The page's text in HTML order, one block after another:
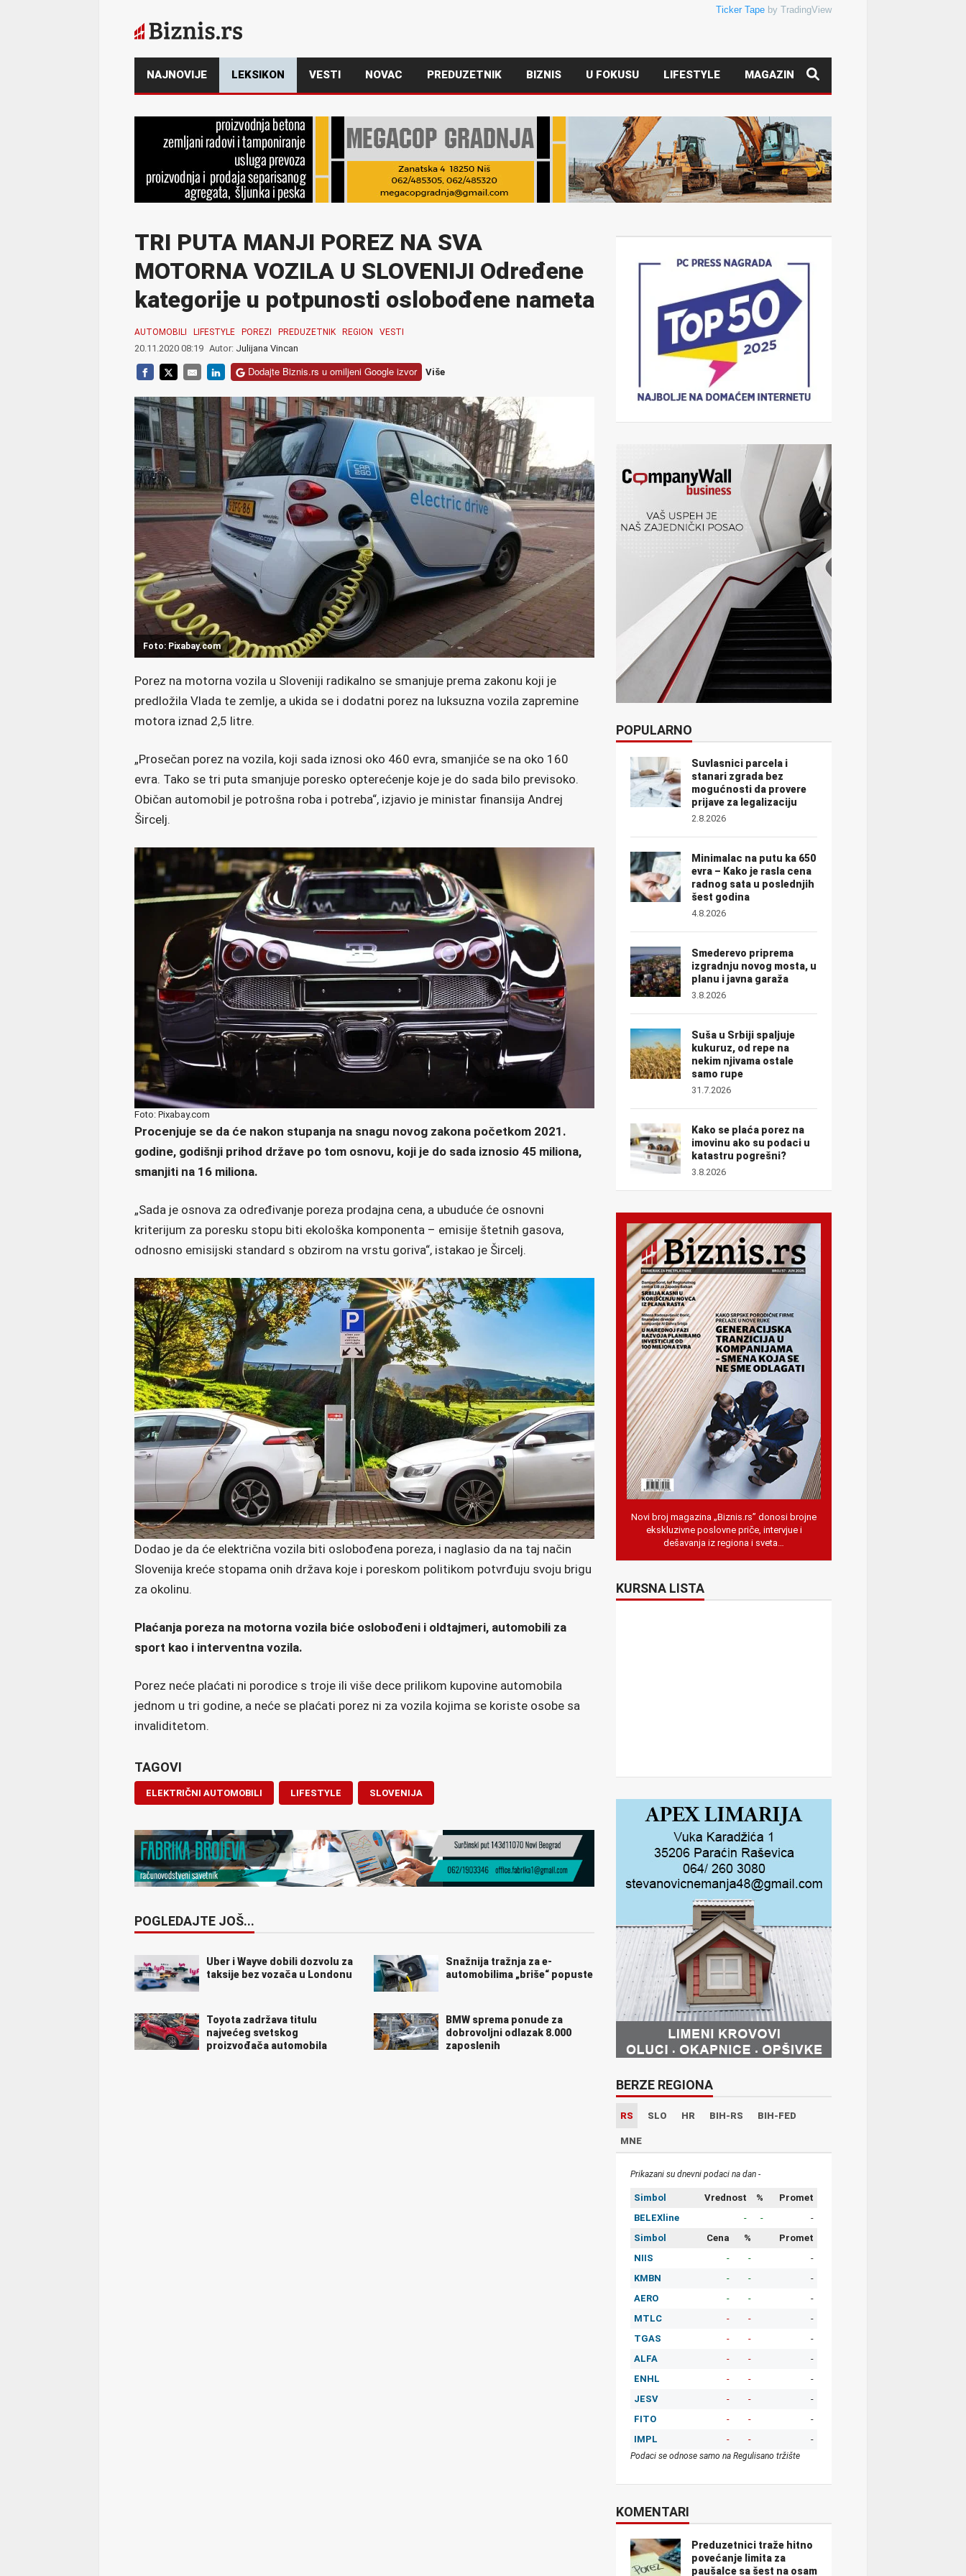
Ticker Tape by TradingView
NAJNOVIJE LEKSIKON VESTI NOVAC PREDUZETNIK BIZNIS U FOKUSU LIFESTYLE MAGAZIN
TRI PUTA MANJI POREZ NA SVA
MOTORNA VOZILA U SLOVENIJI Određene
kategorije u potpunosti oslobođene nameta
AUTOMOBILI LIFESTYLE POREZI PREDUZETNIK REGION VESTI
20.11.2020 08:19 Autor: Julijana Vincan
Dodajte Biznis.rs u omiljeni Google izvor Više
Foto: Pixabay.com
Porez na motorna vozila u Sloveniji radikalno se smanjuje prema zakonu koji je
predložila Vlada te zemlje, a ukida se i dodatni porez na luksuzna vozila zapremine
motora iznad 2,5 litre.
„Prosečan porez na vozila, koji sada iznosi oko 460 evra, smanjiće se na oko 160
evra. Tako se tri puta smanjuje poresko opterećenje koje je do sada bilo previsoko.
Običan automobil je potrošna roba i potreba“, izjavio je ministar finansija Andrej
Šircelj.
Foto: Pixabay.com
Procenjuje se da će nakon stupanja na snagu novog zakona početkom 2021.
godine, godišnji prihod države po tom osnovu, koji je do sada iznosio 45 miliona,
smanjiti na 16 miliona.
„Sada je osnova za određivanje poreza prodajna cena, a ubuduće će osnovni
kriterijum za poresku stopu biti ekološka komponenta – emisije štetnih gasova,
odnosno emisijski standard s obzirom na vrstu goriva“, istakao je Šircelj.
Dodao je da će električna vozila biti oslobođena poreza, i naglasio da na taj način
Slovenija kreće stopama onih država koje i poreskom politikom potvrđuju svoju brigu
za okolinu.
Plaćanja poreza na motorna vozila biće oslobođeni i oldtajmeri, automobili za
sport kao i interventna vozila.
Porez neće plaćati ni porodice s troje ili više dece prilikom kupovine automobila
jednom u tri godine, a neće se plaćati porez ni za vozila kojima se koriste osobe sa
invaliditetom.
TAGOVI
ELEKTRIČNI AUTOMOBILI LIFESTYLE SLOVENIJA
POGLEDAJTE JOŠ...
Uber i Wayve dobili dozvolu za
taksije bez vozača u Londonu
Snažnija tražnja za e-
automobilima „briše“ popuste
Toyota zadržava titulu
najvećeg svetskog
proizvođača automobila
BMW sprema ponude za
dobrovoljni odlazak 8.000
zaposlenih
POPULARNO
Suvlasnici parcela i
stanari zgrada bez
mogućnosti da provere
prijave za legalizaciju
2.8.2026
Minimalac na putu ka 650
evra – Kako je rasla cena
radnog sata u poslednjih
šest godina
4.8.2026
Smederevo priprema
izgradnju novog mosta, u
planu i javna garaža
3.8.2026
Suša u Srbiji spaljuje
kukuruz, od repe na
nekim njivama ostale
samo rupe
31.7.2026
Kako se plaća porez na
imovinu ako su podaci u
katastru pogrešni?
3.8.2026
Novi broj magazina „Biznis.rs” donosi brojne
ekskluzivne poslovne priče, intervjue i
dešavanja iz regiona i sveta…
KURSNA LISTA
BERZE REGIONA
RS SLO HR BIH-RS BIH-FED
MNE
Prikazani su dnevni podaci na dan -
Simbol Vrednost %
Promet
BELEXline
- -
-
Simbol
Cena %
Promet
NIIS
- -
-
KMBN
- -
-
AERO
- -
-
MTLC
- -
-
TGAS
- -
-
ALFA
- -
-
ENHL
- -
-
JESV
- -
-
FITO
- -
-
IMPL
- - -
Podaci se odnose samo na Regulisano tržište
KOMENTARI
Preduzetnici traže hitno
povećanje limita za
paušalce sa šest na osam